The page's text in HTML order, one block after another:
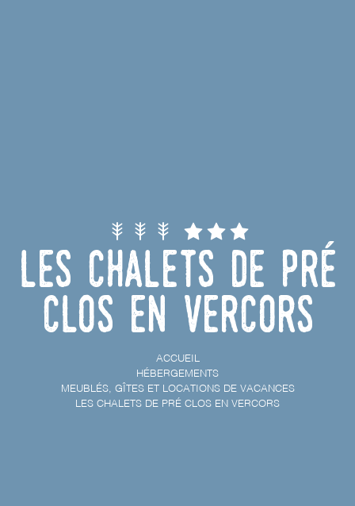
Les chalets de Pré
Clos en Vercors
ACCUEIL
HÉBERGEMENTS
MEUBLÉS, GÎTES ET LOCATIONS DE VACANCES
LES CHALETS DE PRÉ CLOS EN VERCORS